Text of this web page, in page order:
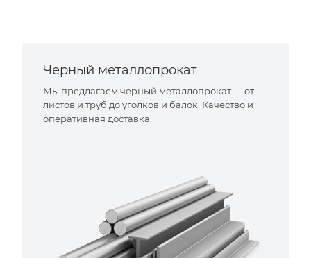
Черный металлопрокат
Мы предлагаем черный металлопрокат — от
листов и труб до уголков и балок. Качество и
оперативная доставка.